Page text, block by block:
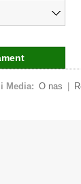
Media: O nas